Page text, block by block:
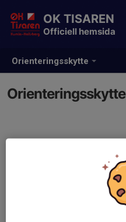
Orienteringsskytte
OK TISAREN
Officiell hemsida
Orienteringsskytte